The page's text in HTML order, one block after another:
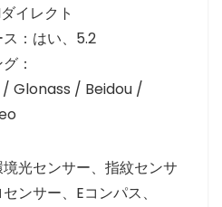
イレクト
：はい、5.2
：
/ Glonass / Beidou /
光センサー、指紋センサ
ンサー、Eコンパス、